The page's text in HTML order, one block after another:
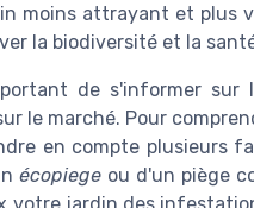
moins attrayant et plus
la biodiversité et la
de s'informer sur
le marché. Pour
en compte plusieurs
écopiegeou d'un piège
votre jardin des